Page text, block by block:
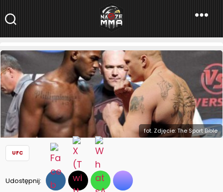
NaszeMMA
NaszeMMA.pl»Aktualności»Świat» UFC»Jon Jones: Zawstydzę
Brocka Lesnara
fot. Zdjęcie: The Sport Bible
UFC
Udostępnij: